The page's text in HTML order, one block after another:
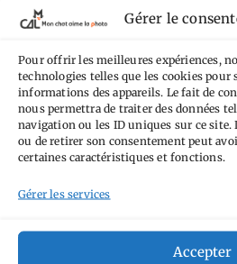
Gérer le
Pour offrir les meilleures expériences,
technologies telles que les cookies pour
informations des appareils. Le fait de
nous permettra de traiter des données
navigation ou les ID uniques sur ce site.
ou de retirer son consentement peut
certaines caractéristiques et fonctions.
Gérer les services
Accepter
Aime la Photoest mis à
Attribution - Pas
Pas de Modification 4.0
Fondé(e) sur une œuvre de